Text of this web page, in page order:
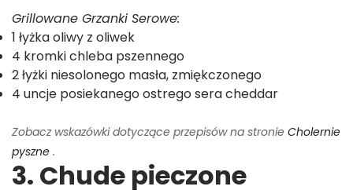
Grillowane Grzanki Serowe:
1 łyżka oliwy z oliwek
4 kromki chleba pszennego
2 łyżki niesolonego masła, zmiękczonego
4 uncje posiekanego ostrego sera cheddar
Zobacz wskazówki dotyczące przepisów na stronie Cholernie
pyszne .
3. Chude pieczone